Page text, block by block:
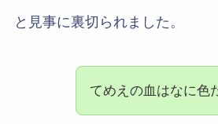
と見事に裏切られました。
てめえの血はなに色